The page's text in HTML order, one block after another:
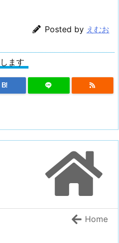
Posted by えむお
ます
B!
Home